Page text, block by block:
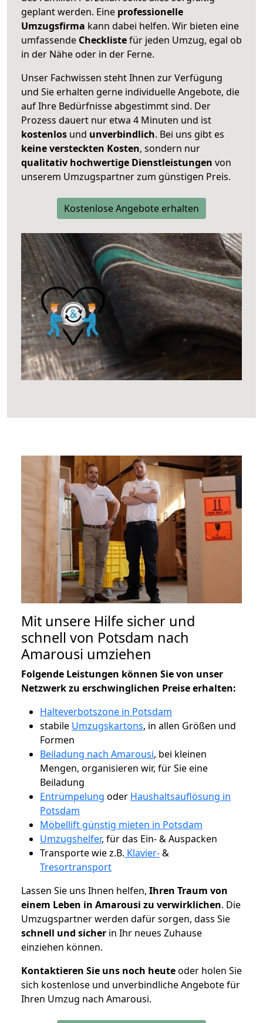
geplant werden. Eine professionelle
Umzugsfirma kann dabei helfen. Wir bieten eine
umfassende Checklistefür jeden Umzug, egal ob
in der Nähe oder in der Ferne.
Unser Fachwissen steht Ihnen zur Verfügung
und Sie erhalten gerne individuelle Angebote, die
auf Ihre Bedürfnisse abgestimmt sind. Der
Prozess dauert nur etwa 4 Minuten und ist
kostenlos und unverbindlich. Bei uns gibt es
keine versteckten Kosten, sondern nur
qualitativ hochwertige Dienstleistungen von
unserem Umzugspartner zum günstigen Preis.
Kostenlose Angebote erhalten
Mit unsere Hilfe sicher und
schnell von Potsdam nach
Amarousi umziehen
Folgende Leistungen können Sie von unser
Netzwerk zu erschwinglichen Preise erhalten:
Halteverbotszone in Potsdam
stabile Umzugskartons, in allen Größen und
Formen
Beiladung nach Amarousi, bei kleinen
Mengen, organisieren wir, für Sie eine
Beiladung
Entrümpelung oder Haushaltsauflösung in
Potsdam
Möbellift günstig mieten in Potsdam
Umzugshelfer, für das Ein- & Auspacken
Transporte wie z.B. Klavier-&
Tresortransport
Lassen Sie uns Ihnen helfen, Ihren Traum von
einem Leben in Amarousi zu verwirklichen. Die
Umzugspartner werden dafür sorgen, dass Sie
schnell und sicher in Ihr neues Zuhause
einziehen können.
Kontaktieren Sie uns noch heuteoder holen Sie
sich kostenlose und unverbindliche Angebote für
Ihren Umzug nach Amarousi.